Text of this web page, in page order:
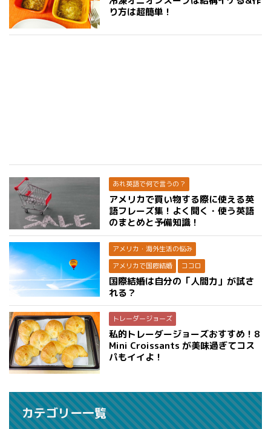
り方は超簡単！
あれ英語で何で言うの？
アメリカで買い物する際に使える英
語フレーズ集！よく聞く・使う英語
のまとめと予備知識！
アメリカ・海外生活の悩み
アメリカで国際結婚
ココロ
国際結婚は自分の「人間力」が試さ
れる？
トレーダージョーズ
私的トレーダージョーズおすすめ！8
Mini Croissants が美味過ぎてコス
パもイイよ！
カテゴリー一覧